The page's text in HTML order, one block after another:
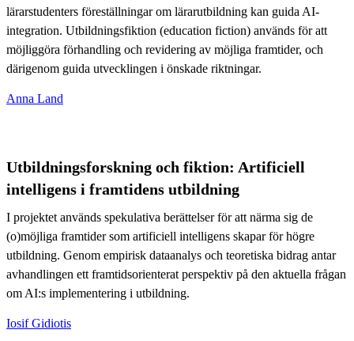
lärarstudenters föreställningar om lärarutbildning kan guida AI-
integration. Utbildningsfiktion (education fiction) används för att
möjliggöra förhandling och revidering av möjliga framtider, och
därigenom guida utvecklingen i önskade riktningar.
Anna Land
Utbildningsforskning och fiktion: Artificiell
intelligens i framtidens utbildning
I projektet används spekulativa berättelser för att närma sig de
(o)möjliga framtider som artificiell intelligens skapar för högre
utbildning. Genom empirisk dataanalys och teoretiska bidrag antar
avhandlingen ett framtidsorienterat perspektiv på den aktuella frågan
om AI:s implementering i utbildning.
Iosif Gidiotis